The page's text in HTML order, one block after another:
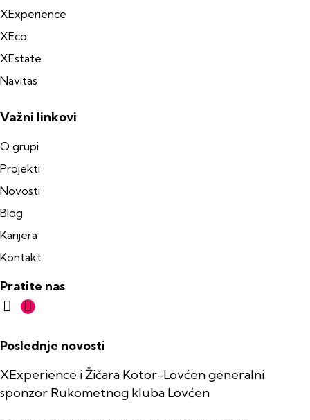
XExperience
XEco
XEstate
Navitas
Važni linkovi
O grupi
Projekti
Novosti
Blog
Karijera
Kontakt
Pratite nas
Poslednje novosti
XExperience i Žičara Kotor-Lovćen generalni
sponzor Rukometnog kluba Lovćen